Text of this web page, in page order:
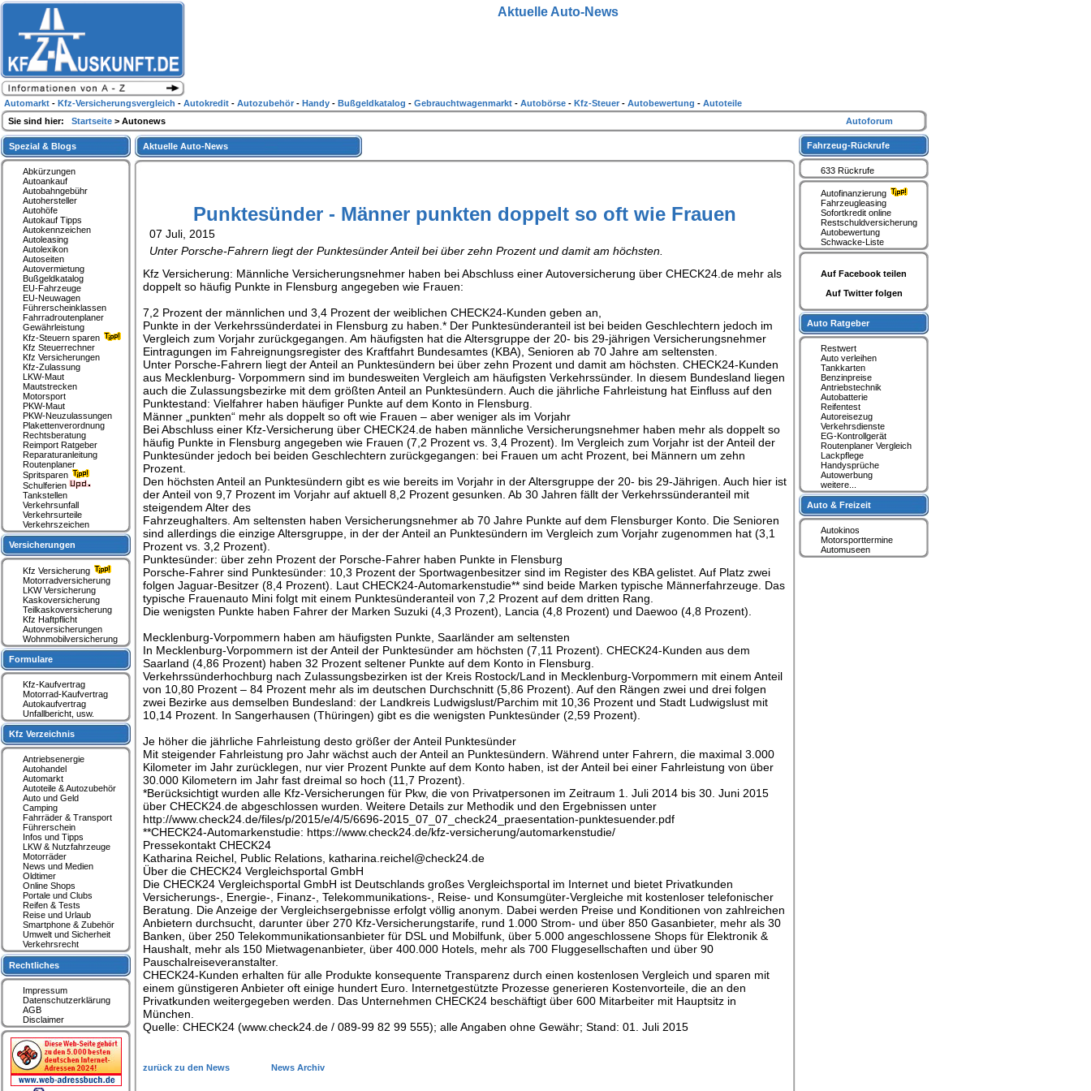
Aktuelle Auto-News
Punktesünder - Männer punkten doppelt so oft wie Frauen
07 Juli, 2015
Unter Porsche-Fahrern liegt der Punktesünder Anteil bei über zehn Prozent und damit am höchsten.
Kfz Versicherung: Männliche Versicherungsnehmer haben bei Abschluss einer Autoversicherung über CHECK24.de mehr als
doppelt so häufig Punkte in Flensburg angegeben wie Frauen:
7,2 Prozent der männlichen und 3,4 Prozent der weiblichen CHECK24-Kunden geben an,
Punkte in der Verkehrssünderdatei in Flensburg zu haben.* Der Punktesünderanteil ist bei beiden Geschlechtern jedoch im
Vergleich zum Vorjahr zurückgegangen. Am häufigsten hat die Altersgruppe der 20- bis 29-jährigen Versicherungsnehmer
Eintragungen im Fahreignungsregister des Kraftfahrt Bundesamtes (KBA), Senioren ab 70 Jahre am seltensten.
Unter Porsche-Fahrern liegt der Anteil an Punktesündern bei über zehn Prozent und damit am höchsten. CHECK24-Kunden
aus Mecklenburg- Vorpommern sind im bundesweiten Vergleich am häufigsten Verkehrssünder. In diesem Bundesland liegen
auch die Zulassungsbezirke mit dem größten Anteil an Punktesündern. Auch die jährliche Fahrleistung hat Einfluss auf den
Punktestand: Vielfahrer haben häufiger Punkte auf dem Konto in Flensburg.
Männer „punkten“ mehr als doppelt so oft wie Frauen – aber weniger als im Vorjahr
Bei Abschluss einer Kfz-Versicherung über CHECK24.de haben männliche Versicherungsnehmer haben mehr als doppelt so
häufig Punkte in Flensburg angegeben wie Frauen (7,2 Prozent vs. 3,4 Prozent). Im Vergleich zum Vorjahr ist der Anteil der
Punktesünder jedoch bei beiden Geschlechtern zurückgegangen: bei Frauen um acht Prozent, bei Männern um zehn
Prozent.
Den höchsten Anteil an Punktesündern gibt es wie bereits im Vorjahr in der Altersgruppe der 20- bis 29-Jährigen. Auch hier ist
der Anteil von 9,7 Prozent im Vorjahr auf aktuell 8,2 Prozent gesunken. Ab 30 Jahren fällt der Verkehrssünderanteil mit
steigendem Alter des
Fahrzeughalters. Am seltensten haben Versicherungsnehmer ab 70 Jahre Punkte auf dem Flensburger Konto. Die Senioren
sind allerdings die einzige Altersgruppe, in der der Anteil an Punktesündern im Vergleich zum Vorjahr zugenommen hat (3,1
Prozent vs. 3,2 Prozent).
Punktesünder: über zehn Prozent der Porsche-Fahrer haben Punkte in Flensburg
Porsche-Fahrer sind Punktesünder: 10,3 Prozent der Sportwagenbesitzer sind im Register des KBA gelistet. Auf Platz zwei
folgen Jaguar-Besitzer (8,4 Prozent). Laut CHECK24-Automarkenstudie** sind beide Marken typische Männerfahrzeuge. Das
typische Frauenauto Mini folgt mit einem Punktesünderanteil von 7,2 Prozent auf dem dritten Rang.
Die wenigsten Punkte haben Fahrer der Marken Suzuki (4,3 Prozent), Lancia (4,8 Prozent) und Daewoo (4,8 Prozent).
Mecklenburg-Vorpommern haben am häufigsten Punkte, Saarländer am seltensten
In Mecklenburg-Vorpommern ist der Anteil der Punktesünder am höchsten (7,11 Prozent). CHECK24-Kunden aus dem
Saarland (4,86 Prozent) haben 32 Prozent seltener Punkte auf dem Konto in Flensburg.
Verkehrssünderhochburg nach Zulassungsbezirken ist der Kreis Rostock/Land in Mecklenburg-Vorpommern mit einem Anteil
von 10,80 Prozent – 84 Prozent mehr als im deutschen Durchschnitt (5,86 Prozent). Auf den Rängen zwei und drei folgen
zwei Bezirke aus demselben Bundesland: der Landkreis Ludwigslust/Parchim mit 10,36 Prozent und Stadt Ludwigslust mit
10,14 Prozent. In Sangerhausen (Thüringen) gibt es die wenigsten Punktesünder (2,59 Prozent).
Je höher die jährliche Fahrleistung desto größer der Anteil Punktesünder
Mit steigender Fahrleistung pro Jahr wächst auch der Anteil an Punktesündern. Während unter Fahrern, die maximal 3.000
Kilometer im Jahr zurücklegen, nur vier Prozent Punkte auf dem Konto haben, ist der Anteil bei einer Fahrleistung von über
30.000 Kilometern im Jahr fast dreimal so hoch (11,7 Prozent).
*Berücksichtigt wurden alle Kfz-Versicherungen für Pkw, die von Privatpersonen im Zeitraum 1. Juli 2014 bis 30. Juni 2015
über CHECK24.de abgeschlossen wurden. Weitere Details zur Methodik und den Ergebnissen unter
http://www.check24.de/files/p/2015/e/4/5/6696-2015_07_07_check24_praesentation-punktesuender.pdf
**CHECK24-Automarkenstudie: https://www.check24.de/kfz-versicherung/automarkenstudie/
Pressekontakt CHECK24
Katharina Reichel, Public Relations, katharina.reichel@check24.de
Über die CHECK24 Vergleichsportal GmbH
Die CHECK24 Vergleichsportal GmbH ist Deutschlands großes Vergleichsportal im Internet und bietet Privatkunden
Versicherungs-, Energie-, Finanz-, Telekommunikations-, Reise- und Konsumgüter-Vergleiche mit kostenloser telefonischer
Beratung. Die Anzeige der Vergleichsergebnisse erfolgt völlig anonym. Dabei werden Preise und Konditionen von zahlreichen
Anbietern durchsucht, darunter über 270 Kfz-Versicherungstarife, rund 1.000 Strom- und über 850 Gasanbieter, mehr als 30
Banken, über 250 Telekommunikationsanbieter für DSL und Mobilfunk, über 5.000 angeschlossene Shops für Elektronik &
Haushalt, mehr als 150 Mietwagenanbieter, über 400.000 Hotels, mehr als 700 Fluggesellschaften und über 90
Pauschalreiseveranstalter.
CHECK24-Kunden erhalten für alle Produkte konsequente Transparenz durch einen kostenlosen Vergleich und sparen mit
einem günstigeren Anbieter oft einige hundert Euro. Internetgestützte Prozesse generieren Kostenvorteile, die an den
Privatkunden weitergegeben werden. Das Unternehmen CHECK24 beschäftigt über 600 Mitarbeiter mit Hauptsitz in
München.
Quelle: CHECK24 (www.check24.de / 089-99 82 99 555); alle Angaben ohne Gewähr; Stand: 01. Juli 2015
zurück zu den News News Archiv
Spezial & Blogs
Abkürzungen
Autoankauf
Autobahngebühr
Autohersteller
Autohöfe
Autokauf Tipps
Autokennzeichen
Autoleasing
Autolexikon
Autoseiten
Autovermietung
Bußgeldkatalog
EU-Fahrzeuge
EU-Neuwagen
Führerscheinklassen
Fahrradroutenplaner
Gewährleistung
Kfz-Steuern sparen
Kfz Steuerrechner
Kfz Versicherungen
Kfz-Zulassung
LKW-Maut
Mautstrecken
Motorsport
PKW-Maut
PKW-Neuzulassungen
Plakettenverordnung
Rechtsberatung
Reimport Ratgeber
Reparaturanleitung
Routenplaner
Spritsparen
Schulferien
Tankstellen
Verkehrsunfall
Verkehrsurteile
Verkehrszeichen
Versicherungen
Kfz Versicherung
Motorradversicherung
LKW Versicherung
Kaskoversicherung
Teilkaskoversicherung
Kfz Haftpflicht
Autoversicherungen
Wohnmobilversicherung
Formulare
Kfz-Kaufvertrag
Motorrad-Kaufvertrag
Autokaufvertrag
Unfallbericht, usw.
Kfz Verzeichnis
Antriebsenergie
Autohandel
Automarkt
Autoteile & Autozubehör
Auto und Geld
Camping
Fahrräder & Transport
Führerschein
Infos und Tipps
LKW & Nutzfahrzeuge
Motorräder
News und Medien
Oldtimer
Online Shops
Portale und Clubs
Reifen & Tests
Reise und Urlaub
Smartphone & Zubehör
Umwelt und Sicherheit
Verkehrsrecht
Rechtliches
Impressum
Datenschutzerklärung
AGB
Disclaimer
Fahrzeug-Rückrufe
633 Rückrufe
Autofinanzierung
Fahrzeugleasing
Sofortkredit online
Restschuldversicherung
Autobewertung
Schwacke-Liste
Auf Facebook teilen
Auf Twitter folgen
Auto Ratgeber
Restwert
Auto verleihen
Tankkarten
Benzinpreise
Antriebstechnik
Autobatterie
Reifentest
Autoreisezug
Verkehrsdienste
EG-Kontrollgerät
Routenplaner Vergleich
Lackpflege
Handysprüche
Autowerbung
weitere...
Auto & Freizeit
Autokinos
Motorsporttermine
Automuseen
Aktuelle Auto-News
Automarkt - Kfz-Versicherungsvergleich - Autokredit - Autozubehör - Handy - Bußgeldkatalog - Gebrauchtwagenmarkt - Autobörse - Kfz-Steuer - Autobewertung - Autoteile
Sie sind hier: Startseite > Autonews Autoforum